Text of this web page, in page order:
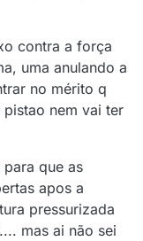
contra a força
uma anulando a
no mérito q
nem vai ter
que as
apos a
pressurizada
mas ai não sei